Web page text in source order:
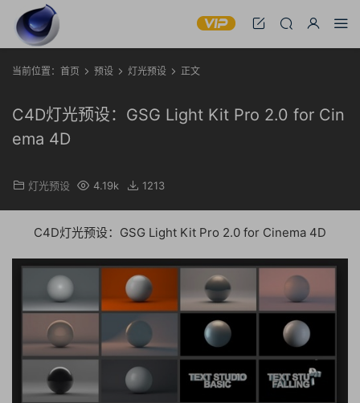
当前位置： 首页 预设 灯光预设 正文
C4D灯光预设：GSG Light Kit Pro 2.0 for Cin
ema 4D
灯光预设 4.19k 1213
C4D灯光预设：GSG Light Kit Pro 2.0 for Cinema 4D